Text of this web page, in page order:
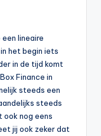
lineaire
het begin iets
in de tijd komt
Finance in
steeds een
steeds
ook nog eens
jij ook zeker dat